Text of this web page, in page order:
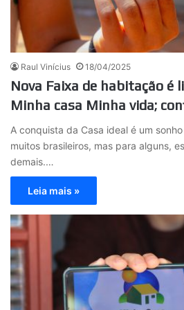
Raul Vinícius 18/04/2025
Nova Faixa de habitação é
Minha casa Minha vida;
A conquista da Casa ideal é um
muitos brasileiros, mas para alguns,
demais.…
Leia mais »